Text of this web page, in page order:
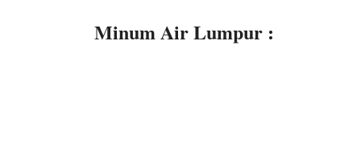
Minum Air Lumpur :